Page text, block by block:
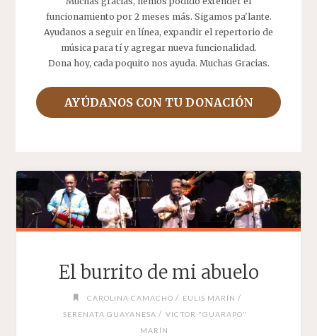
funcionamiento por 2 meses más. Sigamos pa'lante.
Ayudanos a seguir en línea, expandir el repertorio de
música para tí y agregar nueva funcionalidad.
Dona hoy, cada poquito nos ayuda. Muchas Gracias.
AYÚDANOS CON TU DONACIÓN
El burrito de mi abuelo
CAROLINA CAMACHO / EULIS MARÍN /
SERENATA GUAYANESA / VICTOR "GUARAPO"
MARÍN